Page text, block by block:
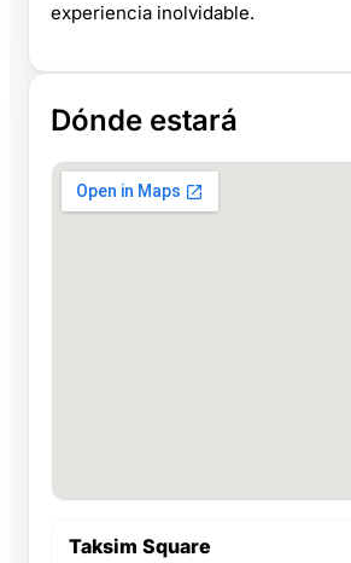
experiencia inolvidable.
Dónde estará
Taksim Square